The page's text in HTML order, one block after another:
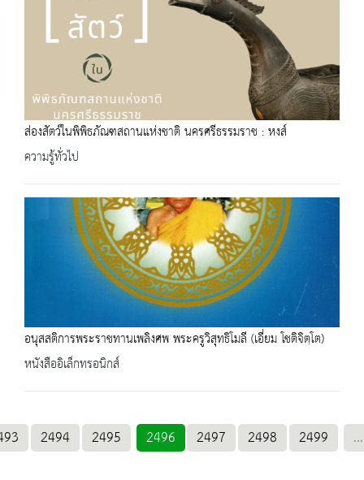
ส่องสัตว์ในพิพิธภัณฑสถานแห่งชาติ นครศรีธรรมราช : หงส์
ความรู้ทั่วไป
อนุสสติการพระราชทานเพลิงศพ พระครูวิสุทธิโมลี (เอี่ยม โชติจิตฺโต)
หนังสืออิเล็กทรอนิกส์
2494 2495 2496 2497 2498 2499 ...